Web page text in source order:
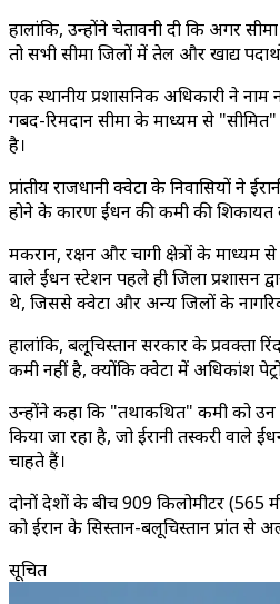
हालांकि, उन्होंने चेतावनी दी कि अगर
तो सभी सीमा जिलों में तेल और खाद्य
एक स्थानीय प्रशासनिक अधिकारी ने नाम
गबद-रिमदान सीमा के माध्यम से "सीमित"
है।
प्रांतीय राजधानी क्वेटा के निवासियों ने
होने के कारण ईंधन की कमी की शिकायत
मकरान, रक्षन और चागी क्षेत्रों के माध्यम
वाले ईंधन स्टेशन पहले ही जिला प्रशासन
थे, जिससे क्वेटा और अन्य जिलों के
हालांकि, बलूचिस्तान सरकार के प्रवक्ता
कमी नहीं है, क्योंकि क्वेटा में अधिकांश
उन्होंने कहा कि "तथाकथित" कमी को उन
किया जा रहा है, जो ईरानी तस्करी वाले
चाहते हैं।
दोनों देशों के बीच 909 किलोमीटर (565
को ईरान के सिस्तान-बलूचिस्तान प्रांत से
सूचित